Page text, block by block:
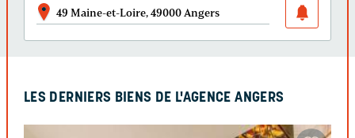
49 Maine-et-Loire, 49000 Angers
LES DERNIERS BIENS DE L'AGENCE ANGERS